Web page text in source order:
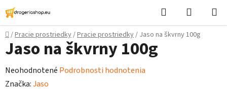
Prejsť
na
obsah
Hľadať
košík
Domov
/Pracie prostriedky/Pracie prostriedky/ Jaso na škvrny 100g
Jaso na škvrny 100g
Priemerné
hodnotenie
Neohodnotené Podrobnosti hodnotenia
Značka:Jaso